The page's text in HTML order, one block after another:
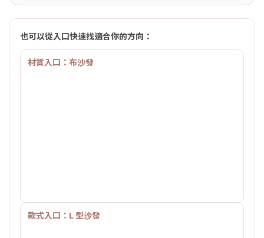
也可以從入口快速找適合你的方向：
材質入口：布沙發
款式入口：L 型沙發